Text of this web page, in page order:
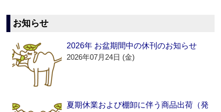
お知らせ
2026年 お盆期間中の休刊のお知らせ
2026年07月24日 (金)
夏期休業および棚卸に伴う商品出荷（発